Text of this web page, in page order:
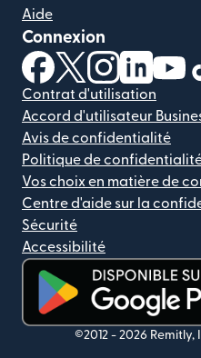
Aide
Connexion
(s'ouvre dans une
(s'ouvre dans
(s'ouvre
Contrat d'utilisation
Accord d'utilisateur
Avis de confidentialité
Politique de
Vos choix en matière de
Centre d'aide sur la
Sécurité
Accessibilité
(s'ouvre dans une
©2012 - 2026 Remitly,